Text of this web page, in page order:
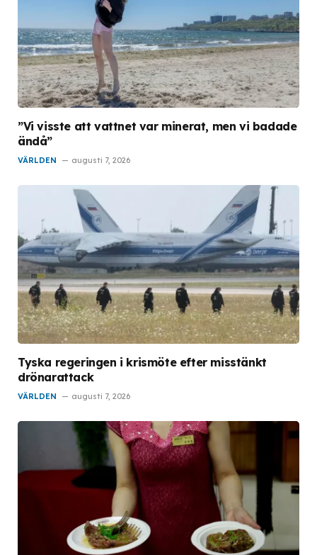
”Vi visste att vattnet var minerat, men vi badade
ändå”
VÄRLDEN augusti 7, 2026
Tyska regeringen i krismöte efter misstänkt
drönarattack
VÄRLDEN augusti 7, 2026